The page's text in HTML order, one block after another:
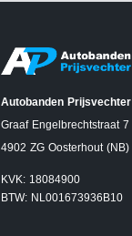
Autobanden Prijsvechter
Graaf Engelbrechtstraat 7
4902 ZG Oosterhout (NB)
KVK: 18084900
BTW: NL001673936B10